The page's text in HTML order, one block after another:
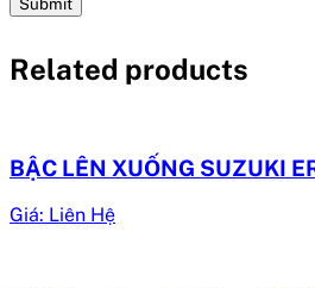
Related products
BẬC LÊN XUỐNG SUZUKI
Giá: Liên Hệ